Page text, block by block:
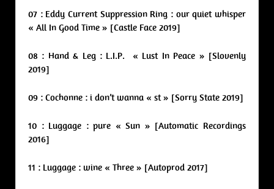
07 : Eddy Current Suppression Ring : our quiet whisper
« All In Good Time » [Castle Face 2019]
08 : Hand & Leg : L.I.P. « Lust In Peace » [Slovenly
2019]
09 : Cochonne : i don’t wanna « st » [Sorry State 2019]
10 : Luggage : pure « Sun » [Automatic Recordings
2016]
11 : Luggage : wine « Three » [Autoprod 2017]